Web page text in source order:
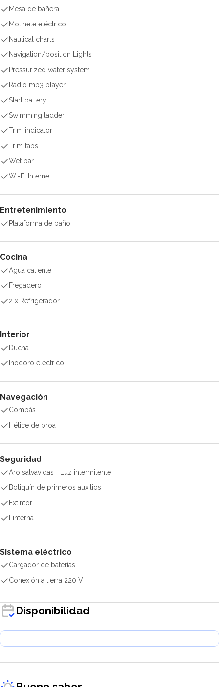
Mesa de bañera
Molinete eléctrico
Nautical charts
Navigation/position Lights
Pressurized water system
Radio mp3 player
Start battery
Swimming ladder
Trim indicator
Trim tabs
Wet bar
Wi-Fi Internet
Entretenimiento
Plataforma de baño
Cocina
Agua caliente
Fregadero
2 x Refrigerador
Interior
Ducha
Inodoro eléctrico
Navegación
Compás
Hélice de proa
Seguridad
Aro salvavidas + Luz intermitente
Botiquín de primeros auxilios
Extintor
Linterna
Sistema eléctrico
Cargador de baterías
Conexión a tierra 220 V
Disponibilidad